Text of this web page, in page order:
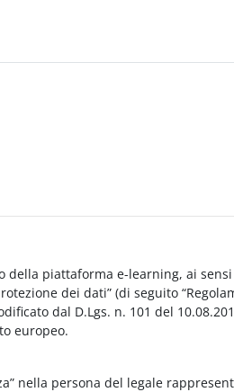
piattaforma e-learning, ai sensi
dei dati” (di seguito
dal D.Lgs. n. 101 del
europeo.
nella persona del legale